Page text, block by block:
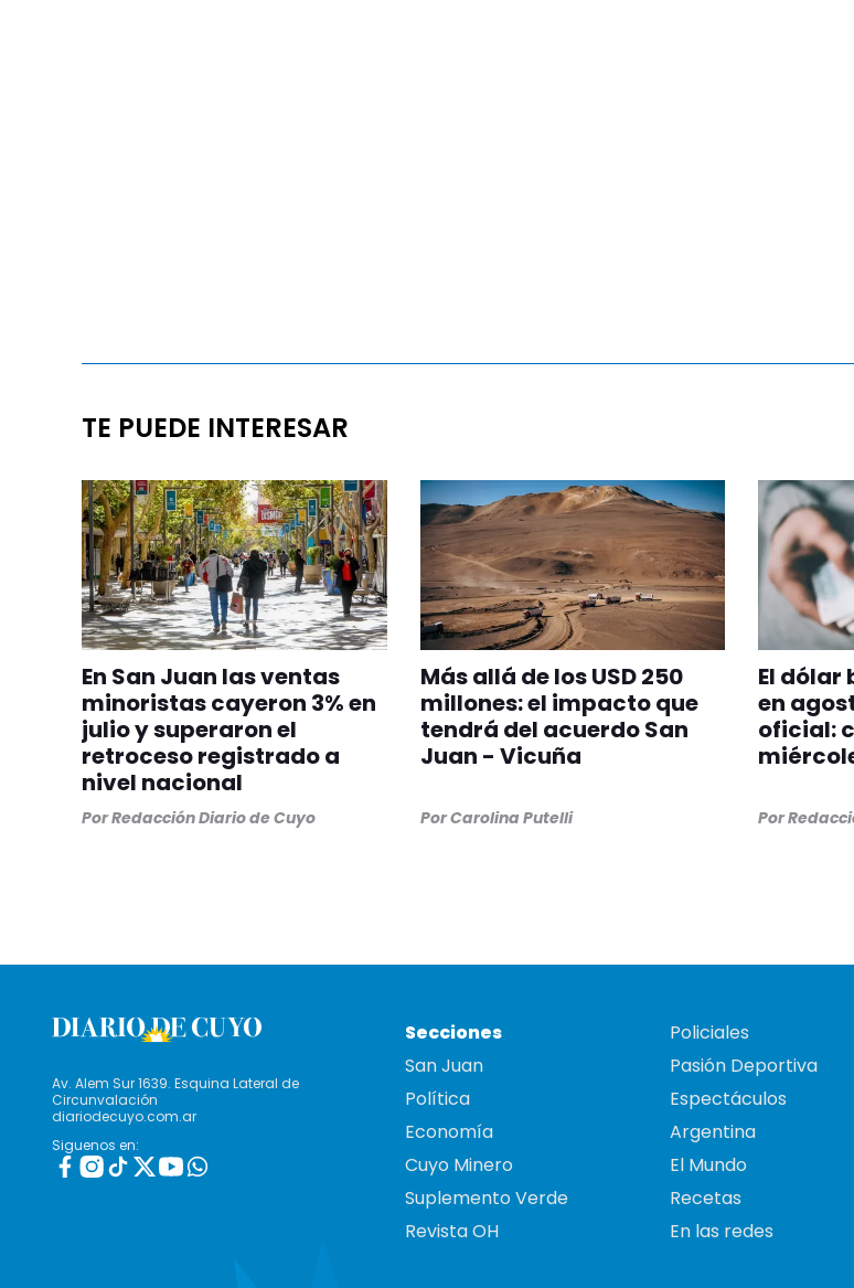
TE PUEDE INTERESAR
En San Juan las ventas
minoristas cayeron 3% en
julio y superaron el
retroceso registrado a
nivel nacional
PorRedacción Diario de Cuyo
Más allá de los USD 250
millones: el impacto que
tendrá del acuerdo San
Juan - Vicuña
PorCarolina Putelli
El dólar
en
oficial:
Por
Av. Alem Sur 1639. Esquina Lateral de
Circunvalación
diariodecuyo.com.ar
Siguenos en:
Secciones
San Juan
Política
Economía
Cuyo Minero
Suplemento Verde
Revista OH
Policiales
Pasión Deportiva
Espectáculos
Argentina
El Mundo
Recetas
En las redes